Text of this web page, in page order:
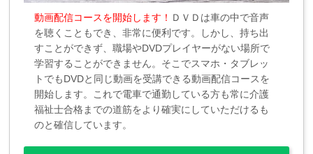
動画配信コースを開始します！ ＤＶＤは車の中で音声
を聴くこともでき、非常に便利です。しかし、持ち出
すことができず、職場やDVDプレイヤーがない場所で
学習することができません。そこでスマホ・タブレッ
トでもDVDと同じ動画を受講できる動画配信コースを
開始します。これで電車で通勤している方も常に介護
福祉士合格までの道筋をより確実にしていただけるも
のと確信しています。